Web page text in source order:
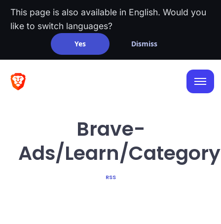
This page is also available in English. Would you
like to switch languages?
Yes Dismiss
Brave-
Ads/Learn/Category
RSS